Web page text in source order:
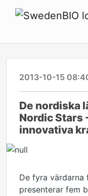
2013-10-15
De nordiska
Nordic Stars
innovativa
De fyra värdarna
presenterar fem